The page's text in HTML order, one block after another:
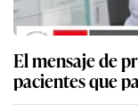
El mensaje de
pacientes que